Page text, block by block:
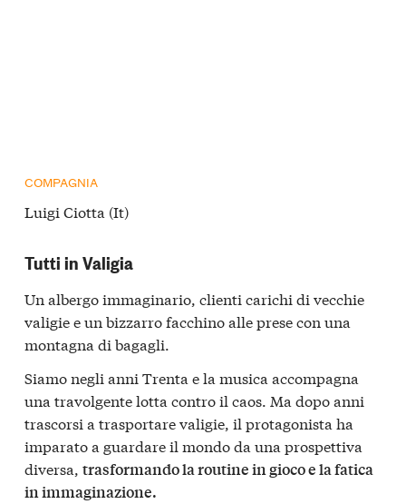
COMPAGNIA
Luigi Ciotta (It)
Tutti in Valigia
Un albergo immaginario, clienti carichi di vecchie
valigie e un bizzarro facchino alle prese con una
montagna di bagagli.
Siamo negli anni Trenta e la musica accompagna
una travolgente lotta contro il caos. Ma dopo anni
trascorsi a trasportare valigie, il protagonista ha
imparato a guardare il mondo da una prospettiva
diversa, trasformando la routine in gioco e la fatica
in immaginazione.